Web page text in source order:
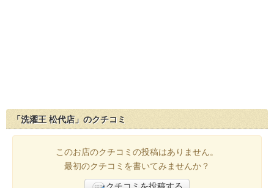
「洗濯王 松代店」のクチコミ
このお店のクチコミの投稿はありません。
最初のクチコミを書いてみませんか？